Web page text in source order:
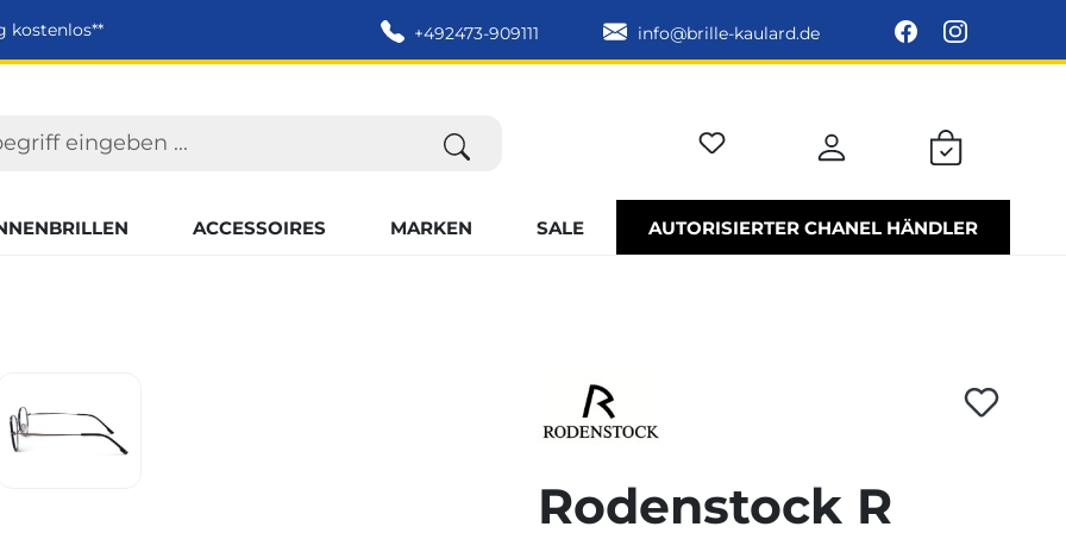
kostenlos** +492473-909111 info@brille-kaulard.de
ACCESSOIRES MARKEN SALE AUTORISIERTER CHANEL HÄNDLER
Rodenstock R